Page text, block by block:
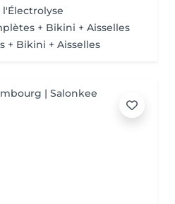
+ Bikini + Aisselles
+ Bikini + Aisselles